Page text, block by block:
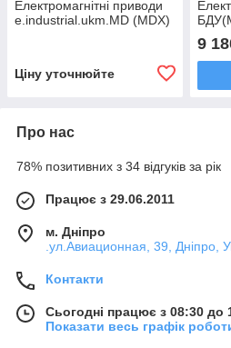
Електромагнітні приводи
e.industrial.ukm.MD (MDX)
Ціну уточнюйте
9
Про нас
78% позитивних з 34 відгуків за рік
Працює з 29.06.2011
м. Дніпро
.ул.Авиационная, 39, Дніпро,
Контакти
Сьогодні працює з 08:30 до
Показати весь графік